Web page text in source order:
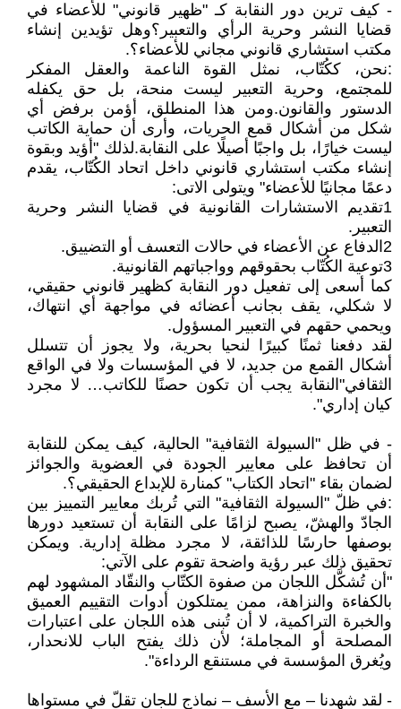
- كيف ترين دور النقابة كـ "ظهير قانوني" للأعضاء في
قضايا النشر وحرية الرأي والتعبير؟وهل تؤيدين إنشاء
مكتب استشاري قانوني مجاني للأعضاء؟.
:نحن، ككُتّاب، نمثل القوة الناعمة والعقل المفكر
للمجتمع، وحرية التعبير ليست منحة، بل حق يكفله
الدستور والقانون.ومن هذا المنطلق، أؤمن برفض أي
شكل من أشكال قمع الحريات، وأرى أن حماية الكاتب
ليست خيارًا، بل واجبًا أصيلًا على النقابة.لذلك "أؤيد وبقوة
إنشاء مكتب استشاري قانوني داخل اتحاد الكُتّاب، يقدم
دعمًا مجانيًا للأعضاء" ويتولى الاتى:
1تقديم الاستشارات القانونية في قضايا النشر وحرية
التعبير.
2الدفاع عن الأعضاء في حالات التعسف أو التضييق.
3توعية الكُتّاب بحقوقهم وواجباتهم القانونية.
كما أسعى إلى تفعيل دور النقابة كظهير قانوني حقيقي،
لا شكلي، يقف بجانب أعضائه في مواجهة أي انتهاك،
ويحمي حقهم في التعبير المسؤول.
لقد دفعنا ثمنًا كبيرًا لنحيا بحرية، ولا يجوز أن تتسلل
أشكال القمع من جديد، لا في المؤسسات ولا في الواقع
الثقافي"النقابة يجب أن تكون حصنًا للكاتب… لا مجرد
كيان إداري".
- في ظل "السيولة الثقافية" الحالية، كيف يمكن للنقابة
أن تحافظ على معايير الجودة في العضوية والجوائز
لضمان بقاء "اتحاد الكتاب" كمنارة للإبداع الحقيقي؟.
:في ظلّ "السيولة الثقافية" التي تُربك معايير التمييز بين
الجادّ والهشّ، يصبح لزامًا على النقابة أن تستعيد دورها
بوصفها حارسًا للذائقة، لا مجرد مظلة إدارية. ويمكن
تحقيق ذلك عبر رؤية واضحة تقوم على الآتي:
"أن تُشكَّل اللجان من صفوة الكتّاب والنقّاد المشهود لهم
بالكفاءة والنزاهة، ممن يمتلكون أدوات التقييم العميق
والخبرة التراكمية، لا أن تُبنى هذه اللجان على اعتبارات
المصلحة أو المجاملة؛ لأن ذلك يفتح الباب للانحدار،
ويُغرق المؤسسة في مستنقع الرداءة".
- لقد شهدنا – مع الأسف – نماذج للجان تقلّ في مستواها